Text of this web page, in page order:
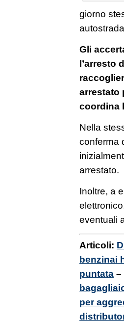
giorno
Gli
l’arresto
arrestato
coordina
Nella
conferma
arrestato.
Inoltre, a
eventuali
Articoli:
benzinai
puntata –
per